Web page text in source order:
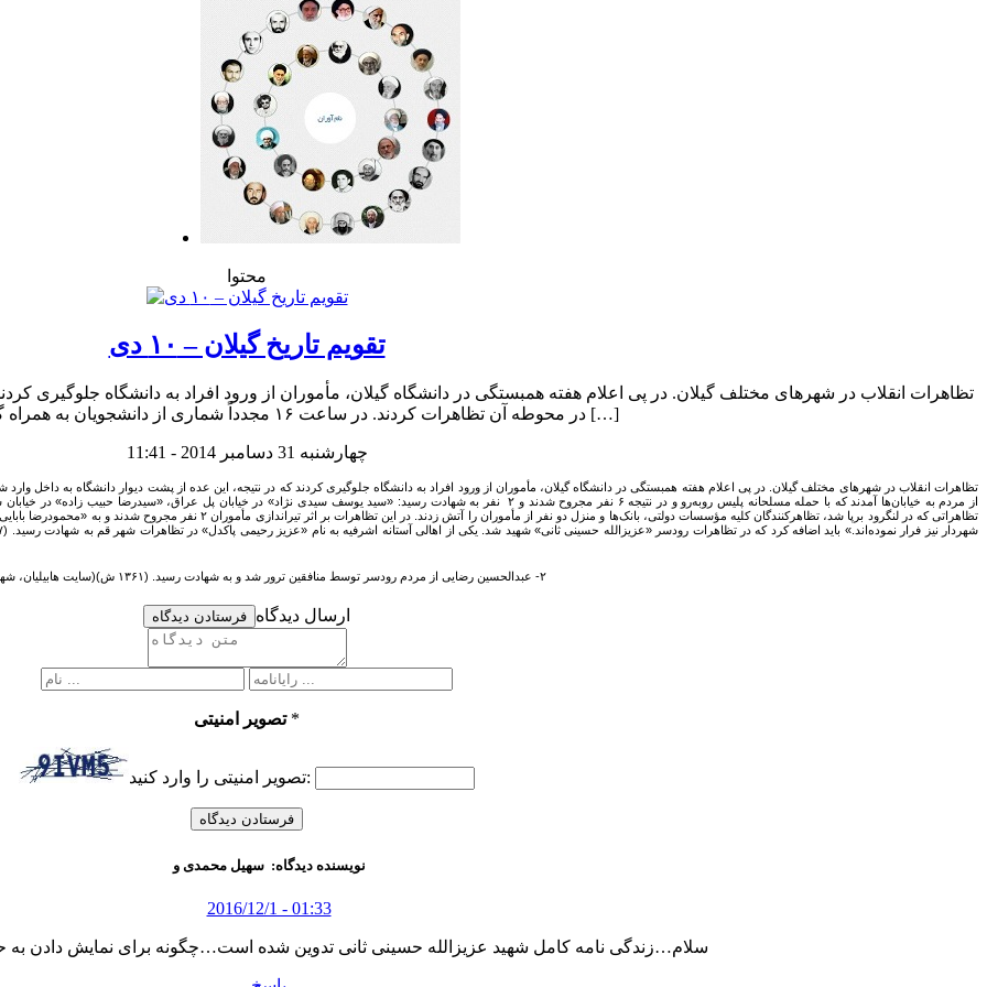
محتوا
تقویم تاریخ گیلان – ۱۰ دی
در محوطه آن تظاهرات کردند. در ساعت ۱۶ مجدداً شماری از دانشجویان به همراه گروهی از مردم به […]
چهارشنبه 31 دسامبر 2014 - 11:41
تظاهراتی که در لنگرود برپا شد، تظاهرکنندگان کلیه مؤسسات دولتی، بانک‌ها و
۲- عبدالحسین رضایی از مردم رودسر توسط منافقین ترور شد و به شهادت رسید. (۱۳۶۱ ش)(سایت هابیلیان، شهدای ترور.)
فرستادن دیدگاه ارسال دیدگاه
تصویر امنیتی *
تصویر امنیتی را وارد کنید:
نویسنده دیدگاه:سهیل محمدی و
2016/12/1 - 01:33
سلام…زندگی نامه کامل شهید عزیزالله حسینی ثانی تدوین شده است…چگونه برای نمایش دادن